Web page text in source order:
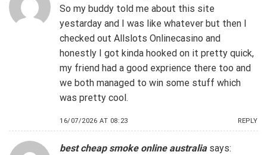
So my buddy told me about this site
yestarday and I was like whatever but then I
checked out Allslots Onlinecasino and
honestly I got kinda hooked on it pretty quick,
my friend had a good exprience there too and
we both managed to win some stuff which
was pretty cool.
16/07/2026 AT 08:23 REPLY
best cheap smoke online australia says: